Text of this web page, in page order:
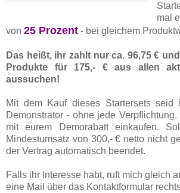
mal
von 25 Prozent - bei gleichem
Das heißt, ihr zahlt nur ca. 96,75 €
Produkte für 175,- € aus allen
aussuchen!
Mit dem Kauf dieses Startersets
Demonstrator - ohne jede
mit eurem Demorabatt einkaufen.
Mindestumsatz von 300,- € netto nicht
der Vertrag automatisch beendet.
Falls ihr Interesse habt, ruft mich gleich
eine Mail über das Kontaktformular